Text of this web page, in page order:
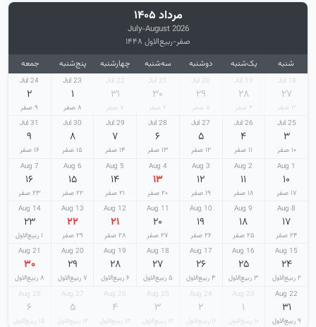
مرداد ۱۴۰۵
July-August 2026
صفر-ربیع‌الاول ۱۴۴۸
شنبه یک‌شنبه دوشنبه سه‌شنبه چهارشنبه پنج‌شنبه جمعه
18 Jul
۲۷
۳ صفر
19 Jul
۲۸
۴ صفر
20 Jul
۲۹
۵ صفر
21 Jul
۳۰
۶ صفر
22 Jul
۳۱
۷ صفر
23 Jul
۱
۸ صفر
24 Jul
۲
۹ صفر
25 Jul
۳
۱۰ صفر
26 Jul
۴
۱۱ صفر
27 Jul
۵
۱۲ صفر
28 Jul
۶
۱۳ صفر
29 Jul
۷
۱۴ صفر
30 Jul
۸
۱۵ صفر
31 Jul
۹
۱۶ صفر
1 Aug
۱۰
۱۷ صفر
2 Aug
۱۱
۱۸ صفر
3 Aug
۱۲
۱۹ صفر
4 Aug
۱۳
۲۰ صفر
5 Aug
۱۴
۲۱ صفر
6 Aug
۱۵
۲۲ صفر
7 Aug
۱۶
۲۳ صفر
8 Aug
۱۷
۲۴ صفر
9 Aug
۱۸
۲۵ صفر
10 Aug
۱۹
۲۶ صفر
11 Aug
۲۰
۲۷ صفر
12 Aug
۲۱
۲۸ صفر
13 Aug
۲۲
۲۹ صفر
14 Aug
۲۳
۱ ربیع‌الاول
15 Aug
۲۴
۲ ربیع‌الاول
16 Aug
۲۵
۳ ربیع‌الاول
17 Aug
۲۶
۴ ربیع‌الاول
18 Aug
۲۷
۵ ربیع‌الاول
19 Aug
۲۸
۶ ربیع‌الاول
20 Aug
۲۹
۷ ربیع‌الاول
21 Aug
۳۰
۸ ربیع‌الاول
22 Aug
۳۱
۹ ربیع‌الاول
23 Aug
۱
۱۰ ربیع‌الاول
24 Aug
۲
۱۱ ربیع‌الاول
25 Aug
۳
۱۲ ربیع‌الاول
26 Aug
۴
۱۳ ربیع‌الاول
27 Aug
۵
۱۴ ربیع‌الاول
28 Aug
۶
۱۵ ربیع‌الاول